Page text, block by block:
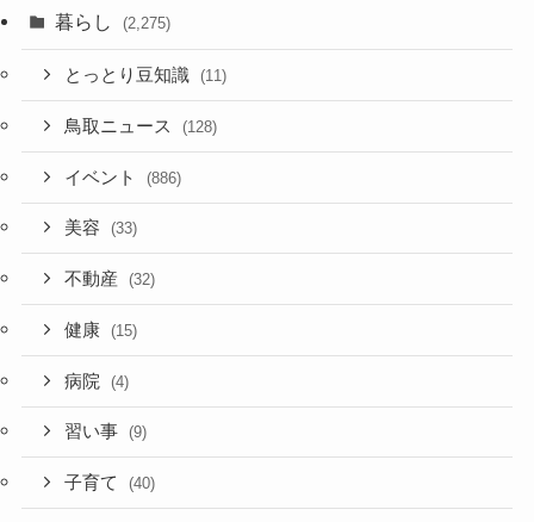
暮らし (2,275)
とっとり豆知識 (11)
鳥取ニュース (128)
イベント (886)
美容 (33)
不動産 (32)
健康 (15)
病院 (4)
習い事 (9)
子育て (40)